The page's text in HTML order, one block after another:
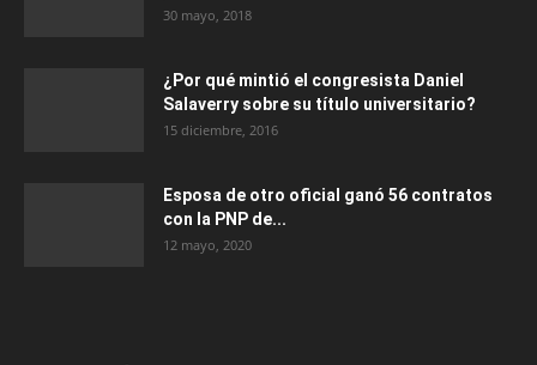
30 mayo, 2018
¿Por qué mintió el congresista Daniel
Salaverry sobre su título universitario?
15 diciembre, 2016
Esposa de otro oficial ganó 56 contratos
con la PNP de...
12 mayo, 2020